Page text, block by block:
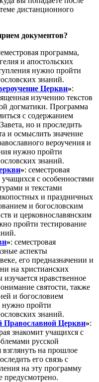
дистанционного
документов?
программа,
и апостольских
нужно пройти
знаний.
Церкви»:
изучению текстов
догматики. Программа
с содержанием
но и проследить
и осмыслить значение
вероучения и
нужно пройти
знаний.
»: семестровая
с особенностями
и текстами
и праздничных
и богословским
и церковнославянским
пройти тестирование
»: семестровая
аспекты
его предназначении и
на христианских
нравственное
святости, также
и богословием
нужно пройти
знаний.
Православной Церкви»:
знакомит учащихся с
русской
на прошлое
его связь с
на эту программу
предусмотрено.